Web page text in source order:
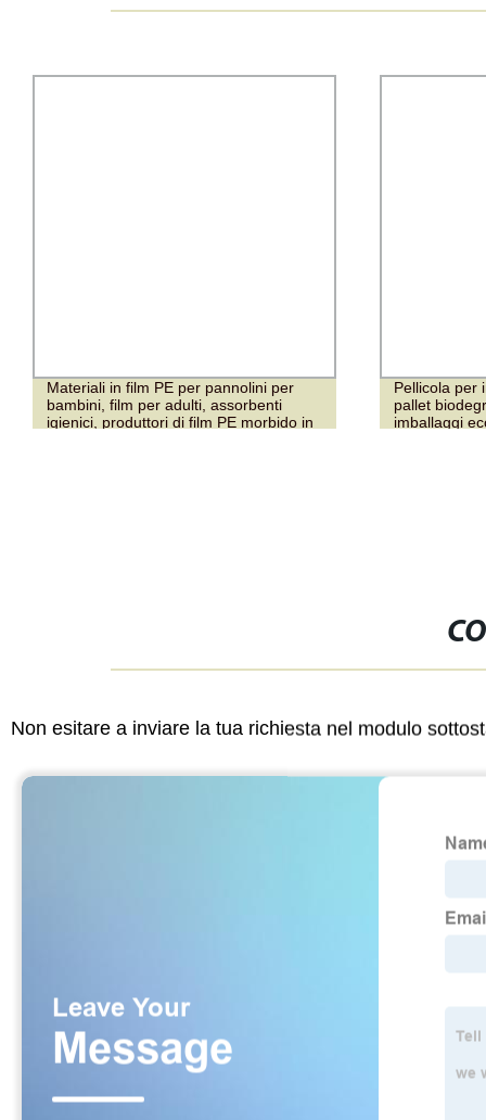
Materiali in film PE per pannolini per
bambini, film per adulti, assorbenti
igienici, produttori di film PE morbido in
Pellicola per
pallet
imballaggi
Non esitare a inviare la tua richiesta nel modulo